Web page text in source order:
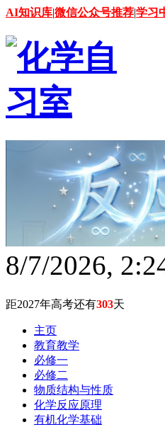
AI知识库|微信公众号推荐|学习
8/7/2026,
距2027年高考还有303天
主页
教育教学
必修一
必修二
物质结构与性质
化学反应原理
有机化学基础